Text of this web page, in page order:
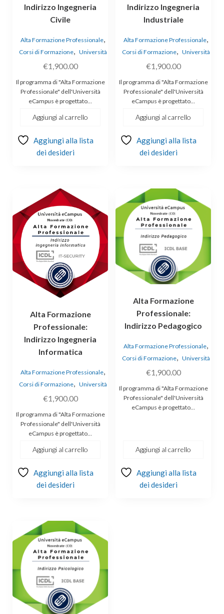
Indirizzo Ingegneria
Civile
Alta Formazione Professionale,
Corsi di Formazione, Università
€1,900.00
Il programma di "Alta Formazione
Professionale" dell'Università
eCampus è progettato…
Aggiungi al carrello
Aggiungi alla lista
dei desideri
Indirizzo Ingegneria
Industriale
Alta Formazione Professionale,
Corsi di Formazione, Università
€1,900.00
Il programma di "Alta Formazione
Professionale" dell'Università
eCampus è progettato…
Aggiungi al carrello
Aggiungi alla lista
dei desideri
Alta Formazione
Professionale:
Indirizzo Ingegneria
Informatica
Alta Formazione Professionale,
Corsi di Formazione, Università
€1,900.00
Il programma di "Alta Formazione
Professionale" dell'Università
eCampus è progettato…
Aggiungi al carrello
Aggiungi alla lista
dei desideri
Alta Formazione
Professionale:
Indirizzo Pedagogico
Alta Formazione Professionale,
Corsi di Formazione, Università
€1,900.00
Il programma di "Alta Formazione
Professionale" dell'Università
eCampus è progettato…
Aggiungi al carrello
Aggiungi alla lista
dei desideri